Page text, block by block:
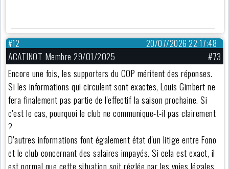
20/07/2026 22:17:48
#12
ACATINOT Membre 29/01/2025
#73
Encore une fois, les supporters du COP méritent des réponses.
Si les informations qui circulent sont exactes, Louis Gimbert ne
fera finalement pas partie de l'effectif la saison prochaine. Si
c'est le cas, pourquoi le club ne communique-t-il pas clairement
?
D'autres informations font également état d'un litige entre Fono
et le club concernant des salaires impayés. Si cela est exact, il
est normal que cette situation soit réglée par les voies légales.